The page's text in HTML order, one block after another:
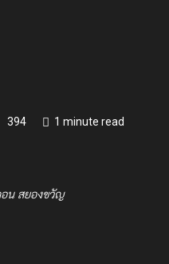
394 1 minute read
น สยองขวัญ